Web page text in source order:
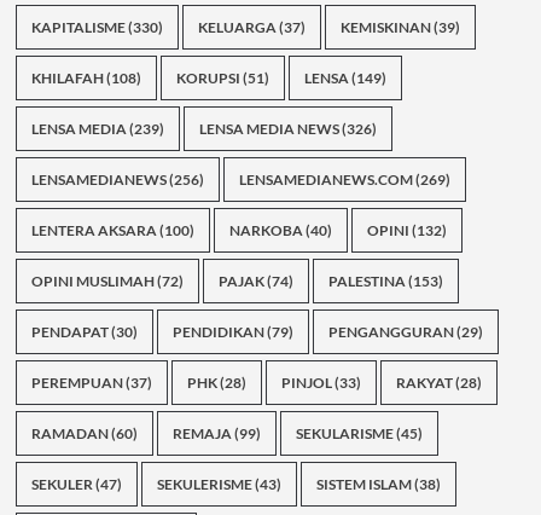
KAPITALISME(330) KELUARGA(37) KEMISKINAN(39)
KHILAFAH(108) KORUPSI (51) LENSA(149)
LENSA MEDIA(239) LENSA MEDIA NEWS(326)
LENSAMEDIANEWS(256) LENSAMEDIANEWS.COM(269)
LENTERA AKSARA(100) NARKOBA(40) OPINI (132)
OPINI MUSLIMAH(72) PAJAK(74) PALESTINA(153)
PENDAPAT(30) PENDIDIKAN(79) PENGANGGURAN(29)
PEREMPUAN(37) PHK(28) PINJOL(33) RAKYAT(28)
RAMADAN(60) REMAJA(99) SEKULARISME(45)
SEKULER(47) SEKULERISME(43) SISTEM ISLAM(38)